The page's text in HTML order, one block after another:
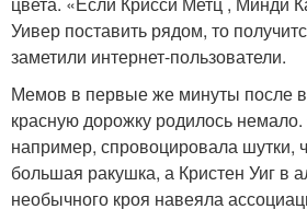
Уивер поставить рядом, то
заметили интернет-пользователи.
Мемов в первые же минуты после
красную дорожку родилось
например, спровоцировала шутки,
большая ракушка, а Кристен Уиг в
необычного кроя навеяла